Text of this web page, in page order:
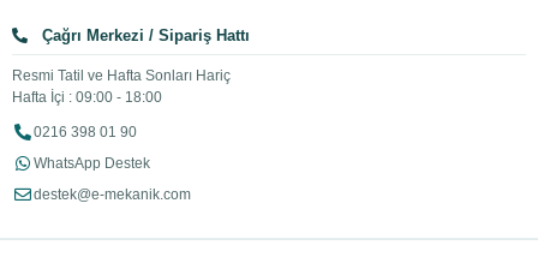
Çağrı Merkezi / Sipariş Hattı
Resmi Tatil ve Hafta Sonları Hariç
Hafta İçi : 09:00 - 18:00
0216 398 01 90
WhatsApp Destek
destek@e-mekanik.com